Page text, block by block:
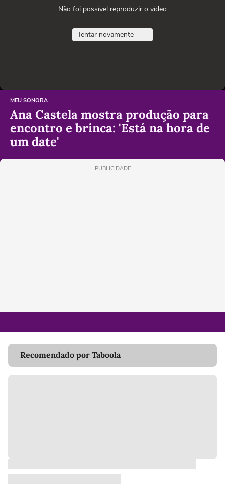
Não foi possível reproduzir o vídeo
Tentar novamente
MEU SONORA
Ana Castela mostra produção para
encontro e brinca: 'Está na hora de
um date'
PUBLICIDADE
Recomendado por Taboola